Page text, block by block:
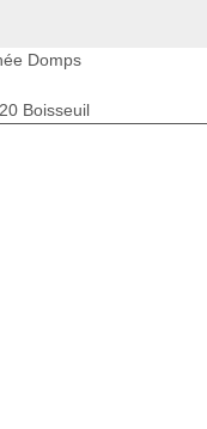
Domps
Boisseuil